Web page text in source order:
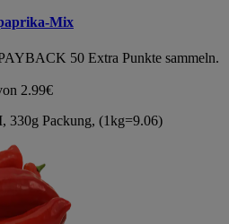
Mix
50 Extra Punkte sammeln.
2.99€
330g Packung, (1kg=9.06)